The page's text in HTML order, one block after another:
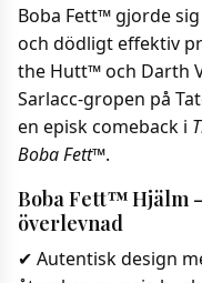
Boba Fett™ gjorde
och dödligt effektiv
the Hutt™ och Darth
Sarlacc-gropen på
en episk comeback i
Boba Fett™.
Boba Fett™ Hjälm
överlevnad
✔ Autentisk design